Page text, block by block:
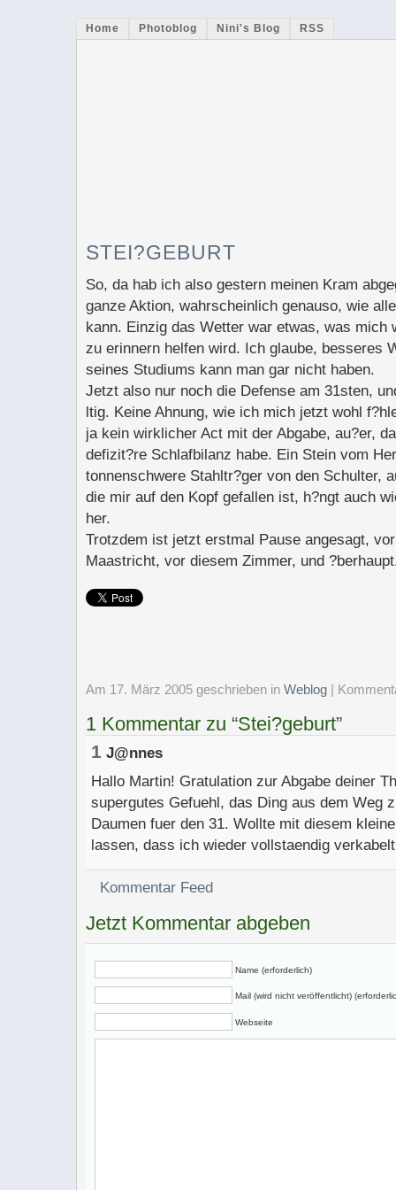
Home Photoblog Nini's Blog RSS
STEI?GEBURT
So, da hab ich also gestern meinen Kram
ganze Aktion, wahrscheinlich genauso, wie
kann. Einzig das Wetter war etwas, was mich
zu erinnern helfen wird. Ich glaube, besseres
seines Studiums kann man gar nicht haben.
Jetzt also nur noch die Defense am 31sten,
ltig. Keine Ahnung, wie ich mich jetzt wohl
ja kein wirklicher Act mit der Abgabe, au?er,
defizit?re Schlafbilanz habe. Ein Stein vom
tonnenschwere Stahltr?ger von den Schulter,
die mir auf den Kopf gefallen ist, h?ngt auch
her.
Trotzdem ist jetzt erstmal Pause angesagt,
Maastricht, vor diesem Zimmer, und
Am 17. März 2005 geschrieben in Weblog |
1 Kommentar zu “Stei?geburt”
1 J@nnes
Hallo Martin! Gratulation zur Abgabe deiner
supergutes Gefuehl, das Ding aus dem Weg
Daumen fuer den 31. Wollte mit diesem
lassen, dass ich wieder vollstaendig
Kommentar Feed
Jetzt Kommentar abgeben
Name (erforderlich)
Mail (wird nicht veröffentlicht)
Webseite